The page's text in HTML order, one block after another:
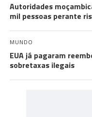
Autoridades
mil pessoas perante
MUNDO
EUA já pagaram
sobretaxas ilegais